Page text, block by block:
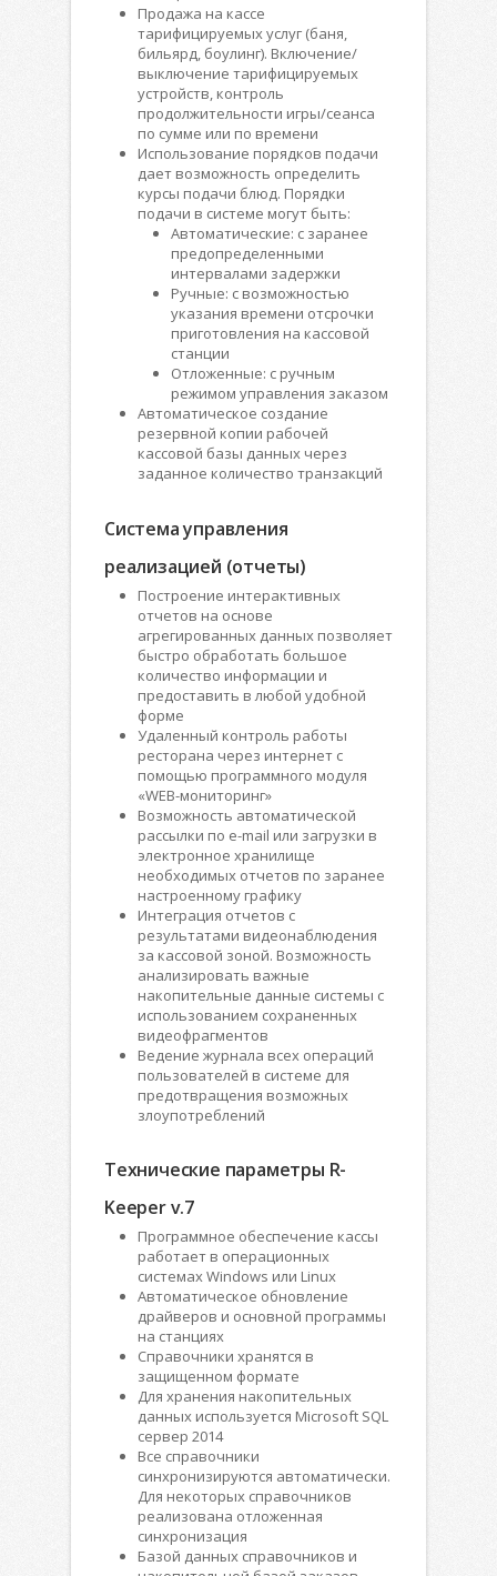
Продажа на кассе
тарифицируемых услуг (баня,
бильярд, боулинг). Включение/
выключение тарифицируемых
устройств, контроль
продолжительности игры/сеанса
по сумме или по времени
Использование порядков подачи
дает возможность определить
курсы подачи блюд. Порядки
подачи в системе могут быть:
Автоматические: с заранее
предопределенными
интервалами задержки
Ручные: с возможностью
указания времени отсрочки
приготовления на кассовой
станции
Отложенные: с ручным
режимом управления заказом
Автоматическое создание
резервной копии рабочей
кассовой базы данных через
заданное количество транзакций
Система управления
реализацией (отчеты)
Построение интерактивных
отчетов на основе
агрегированных данных позволяет
быстро обработать большое
количество информации и
предоставить в любой удобной
форме
Удаленный контроль работы
ресторана через интернет с
помощью программного модуля
«WEB-мониторинг»
Возможность автоматической
рассылки по e-mail или загрузки в
электронное хранилище
необходимых отчетов по заранее
настроенному графику
Интеграция отчетов с
результатами видеонаблюдения
за кассовой зоной. Возможность
анализировать важные
накопительные данные системы с
использованием сохраненных
видеофрагментов
Ведение журнала всех операций
пользователей в системе для
предотвращения возможных
злоупотреблений
Технические параметры R-
Keeper v.7
Программное обеспечение кассы
работает в операционных
системах Windows или Linux
Автоматическое обновление
драйверов и основной программы
на станциях
Справочники хранятся в
защищенном формате
Для хранения накопительных
данных используется Microsoft SQL
сервер 2014
Все справочники
синхронизируются автоматически.
Для некоторых справочников
реализована отложенная
синхронизация
Базой данных справочников и